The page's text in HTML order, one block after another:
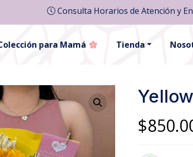
Consulta Horarios de Atención y
para Mamá Tienda
$